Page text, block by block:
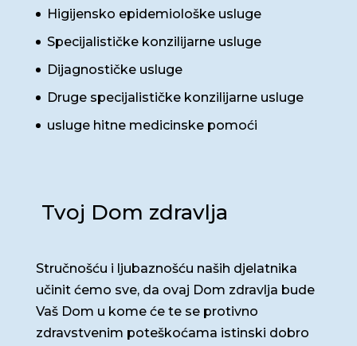
Higijensko epidemiološke usluge
Specijalističke konzilijarne usluge
Dijagnostičke usluge
Druge specijalističke konzilijarne usluge
usluge hitne medicinske pomoći
Tvoj Dom zdravlja
Stručnošću i ljubaznošću naših djelatnika
učinit ćemo sve, da ovaj Dom zdravlja bude
Vaš Dom u kome će te se protivno
zdravstvenim poteškoćama istinski dobro